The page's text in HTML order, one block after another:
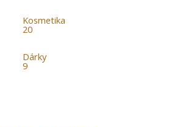
Kosmetika
20
Dárky
9